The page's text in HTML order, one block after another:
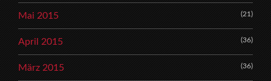
Mai 2015 (21)
April 2015 (36)
März 2015 (36)